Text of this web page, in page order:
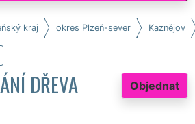
kraj okres Plzeň-sever Kaznějov
Objednat
DŘEVA